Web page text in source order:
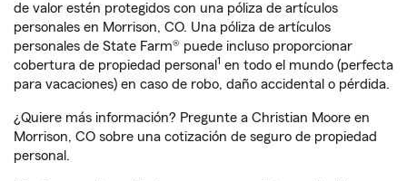
de valor estén protegidos con una póliza de artículos
personales en Morrison, CO. Una póliza de artículos
personales de State Farm® puede incluso proporcionar
cobertura de propiedad personal 1 en todo el mundo (perfecta
para vacaciones) en caso de robo, daño accidental o pérdida.
¿Quiere más información? Pregunte a Christian Moore en
Morrison, CO sobre una cotización de seguro de propiedad
personal.